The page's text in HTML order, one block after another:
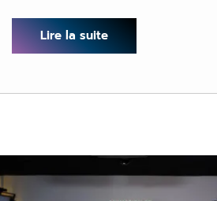
Lire la suite